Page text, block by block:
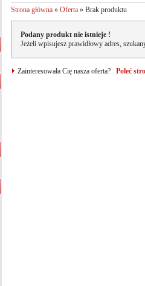
Strona główna » Oferta » Brak produktu
Podany produkt nie istnieje !
Jeżeli wpisujesz prawidłowy adres,
Zainteresowała Cię nasza oferta? Poleć